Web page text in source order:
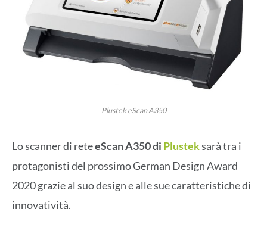
Plustek eScan A350
Lo scanner di reteeScan A350 di Plusteksarà tra i
protagonisti del prossimo German Design Award
2020 grazie al suo design e alle sue caratteristiche di
innovatività.